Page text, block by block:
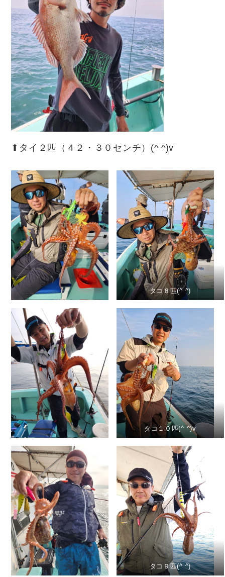
⬆︎タイ２匹（４２・３０センチ）(^ ^)v
タコ８匹(^ ^)
タコ１０匹(^ ^)v
タコ９匹(^ ^)